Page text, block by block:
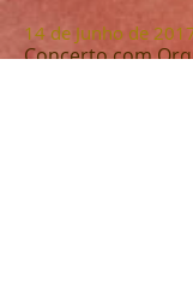
14 de Junho de
Concerto com